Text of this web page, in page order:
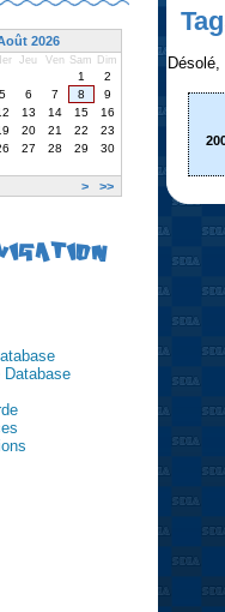
2026
Jeu Ven Sam Dim
> >>
1
2
5 6 7 8
9
13 14 15
16
20 21 22
23
27 28 29
30
Database